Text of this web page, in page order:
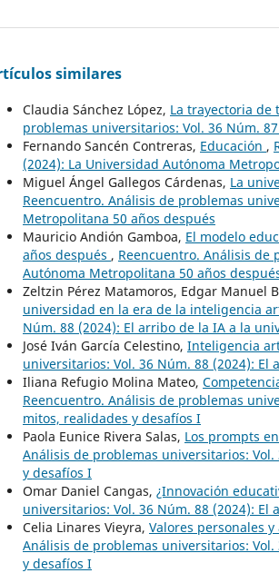
similares
Claudia Sánchez López, La trayectoria de
problemas universitarios: Vol. 36 Núm.
Fernando Sancén Contreras, Educación ,
(2024): La Universidad Autónoma
Miguel Ángel Gallegos Cárdenas, La
Reencuentro. Análisis de problemas
Metropolitana 50 años después
Mauricio Andión Gamboa, El modelo
años después , Reencuentro. Análisis de
Autónoma Metropolitana 50 años
Zeltzin Pérez Matamoros, Edgar Manuel
universidad en la era de la inteligencia
Núm. 88 (2024): El arribo de la IA a la
José Iván García Celestino, Inteligencia
universitarios: Vol. 36 Núm. 88 (2024):
Iliana Refugio Molina Mateo,
Reencuentro. Análisis de problemas
mitos, realidades y desafíos I
Paola Eunice Rivera Salas, Los prompts
Análisis de problemas universitarios:
y desafíos I
Omar Daniel Cangas, ¿Innovación
universitarios: Vol. 36 Núm. 88 (2024):
Celia Linares Vieyra, Valores personales
Análisis de problemas universitarios:
y desafíos I